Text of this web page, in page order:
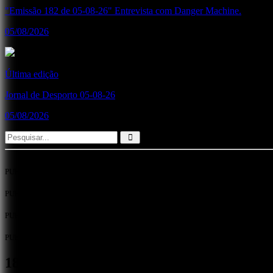
"Emissão 182 de 05-08-26" Entrevista com Danger Machine.
05/08/2026
Última edição
Jornal de Desporto 05-08-26
05/08/2026
PUB
PUB
PUB
PUB
18.ª Gala de Mérito Escolar do Crédito